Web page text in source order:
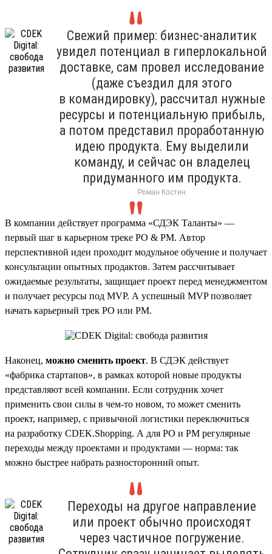
Свежий пример: бизнес-аналитик
увидел потенциал в гиперлокальной
доставке, сам провел исследование
(даже съездил для этого
в командировку), рассчитал нужные
ресурсы и потенциальную прибыль,
а потом представил проработанную
идею продукта. Ему выделили
команду, и сейчас он владелец
придуманного им продукта.
Роман Костин
В компании действует программа «СДЭК Таланты» —
первый шаг в карьерном треке PO & PM. Автор
перспективной идеи проходит модульное обучение и получает
консультации опытных продактов. Затем рассчитывает
ожидаемые результаты, защищает проект перед менеджментом
и получает ресурсы под MVP. А успешный MVP позволяет
начать карьерный трек PO или PM.
Наконец, можно сменить проект. В СДЭК действует
«фабрика стартапов», в рамках которой новые продукты
представляют всей компании. Если сотрудник хочет
применить свои силы в чем-то новом, то может сменить
проект, например, с привычной логистики переключиться
на разработку CDEK.Shopping. А для PO и PM регулярные
переходы между проектами и продуктами — норма: так
можно быстрее набрать разносторонний опыт.
Переходы на другое направление
или проект обычно происходят
через частичное погружение.